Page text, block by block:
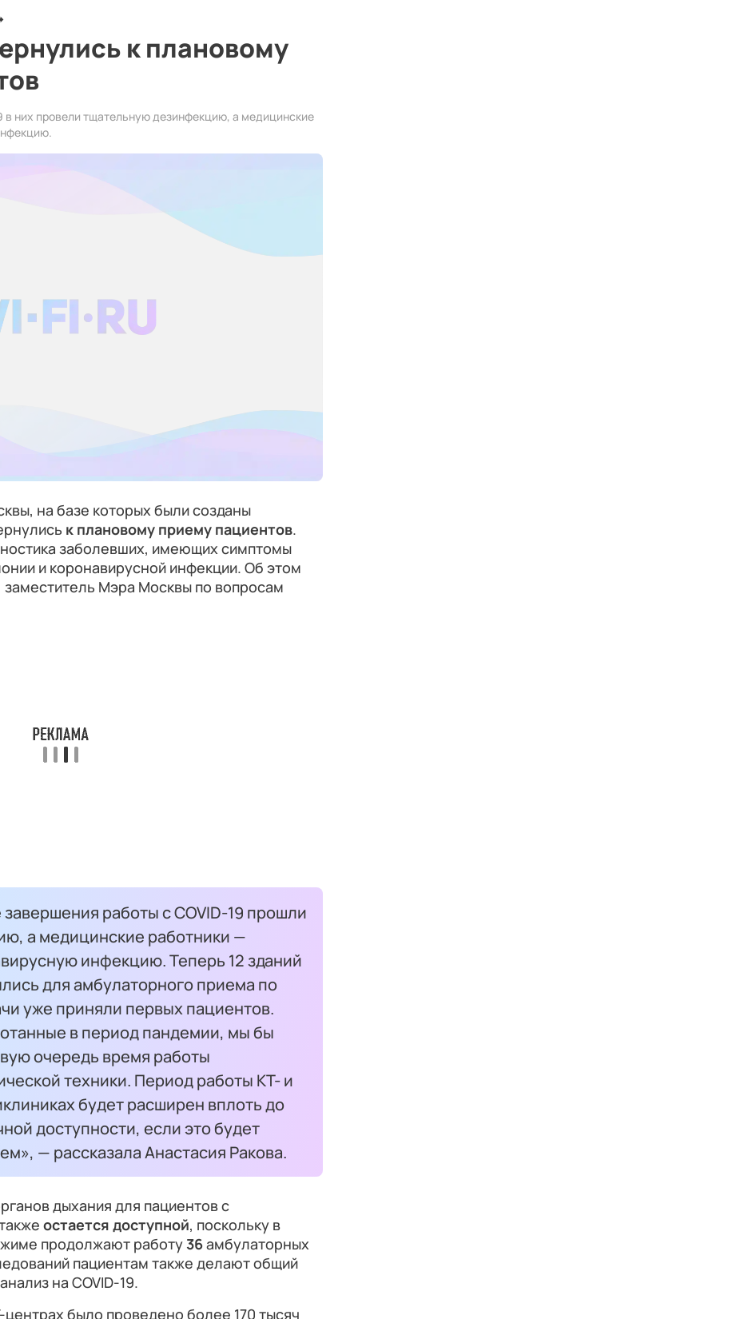
к плановому
в них провели тщательную дезинфекцию, а медицинские
на базе которых были созданы
к плановому приему пациентов.
заболевших, имеющих симптомы
и коронавирусной инфекции. Об этом
заместитель Мэра Москвы по вопросам
работы с COVID-19 прошли
а медицинские работники —
инфекцию. Теперь 12 зданий
для амбулаторного приема по
уже приняли первых пациентов.
в период пандемии, мы бы
очередь время работы
техники. Период работы КТ- и
будет расширен вплоть до
доступности, если это будет
— рассказала Анастасия Ракова.
дыхания для пациентов с
остается доступной, поскольку в
продолжают работу 36амбулаторных
пациентам также делают общий
на COVID-19.
было проведено более 170 тысяч